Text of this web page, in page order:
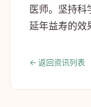
医师。坚持科
延年益寿的效
← 返回资讯列表